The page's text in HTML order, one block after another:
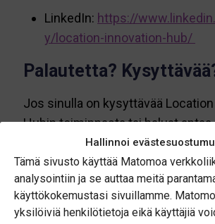
Hallinnoi
Tämä sivusto käyttää Matomoa
analysointiin ja se auttaa meitä
käyttökokemustasi sivuillamme.
yksilöiviä henkilötietoja eikä käyttäjiä
LinkedIn: https://
y/location-innovation-hub/
Palautetta?
Jos sinulla on kysyttävää
Hubin toiminnasta tai haluat antaa
meihin yhteyttä! Katso
meistä -sivulta.
Jaa